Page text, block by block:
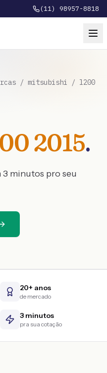
(11) 98957-8818
/ mitsubishi / l200
2015.
3 minutos pro seu
20+ anos
de mercado
3 minutos
pra sua cotação